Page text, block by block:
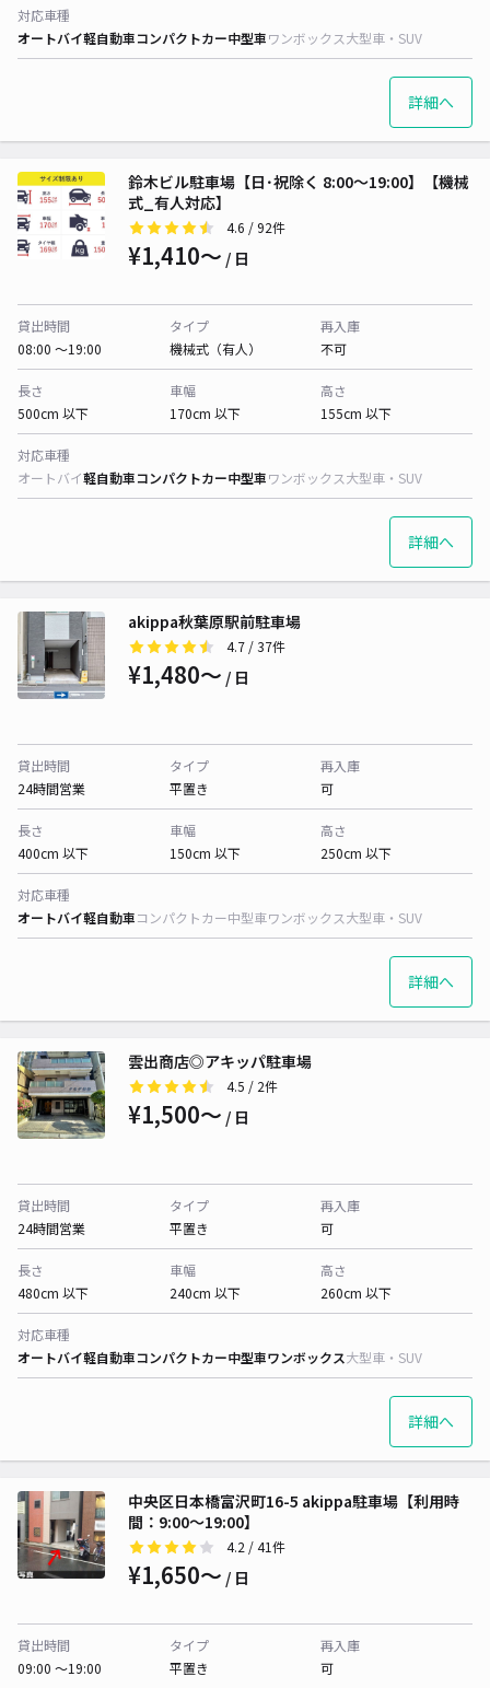
対応車種
オートバイ軽自動車コンパクトカー中型車ワンボックス大型車・SUV
詳細へ
鈴木ビル駐車場【日･祝除く 8:00～19:00】【機械
式_有人対応】
4.6 / 92件
¥1,410〜 / 日
貸出時間
08:00 〜19:00
タイプ
機械式（有人）
再入庫
不可
長さ
500cm 以下
車幅
170cm 以下
高さ
155cm 以下
対応車種
オートバイ軽自動車コンパクトカー中型車ワンボックス大型車・SUV
詳細へ
akippa秋葉原駅前駐車場
4.7 / 37件
¥1,480〜 / 日
貸出時間
24時間営業
タイプ
平置き
再入庫
可
長さ
400cm 以下
車幅
150cm 以下
高さ
250cm 以下
対応車種
オートバイ軽自動車コンパクトカー中型車ワンボックス大型車・SUV
詳細へ
雲出商店◎アキッパ駐車場
4.5 / 2件
¥1,500〜 / 日
貸出時間
24時間営業
タイプ
平置き
再入庫
可
長さ
480cm 以下
車幅
240cm 以下
高さ
260cm 以下
対応車種
オートバイ軽自動車コンパクトカー中型車ワンボックス大型車・SUV
詳細へ
中央区日本橋富沢町16-5 akippa駐車場【利用時
間：9:00～19:00】
4.2 / 41件
¥1,650〜 / 日
貸出時間
09:00 〜19:00
タイプ
平置き
再入庫
可